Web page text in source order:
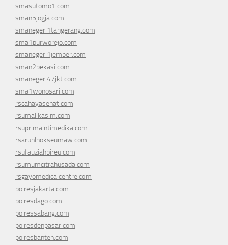
smasutomo1.com
sman5jogja.com
smanegeri1tangerang.com
sma1purworejo.com
smanegeri1jember.com
sman2bekasi.com
smanegeri47jkt.com
sma1wonosari.com
rscahayasehat.com
rsumalikasim.com
rsuprimaintimedika.com
rsarunlhokseumaw.com
rsufauziahbireu.com
rsumumcitrahusada.com
rsgayomedicalcentre.com
polresjakarta.com
polresdago.com
polressabang.com
polresdenpasar.com
polresbanten.com